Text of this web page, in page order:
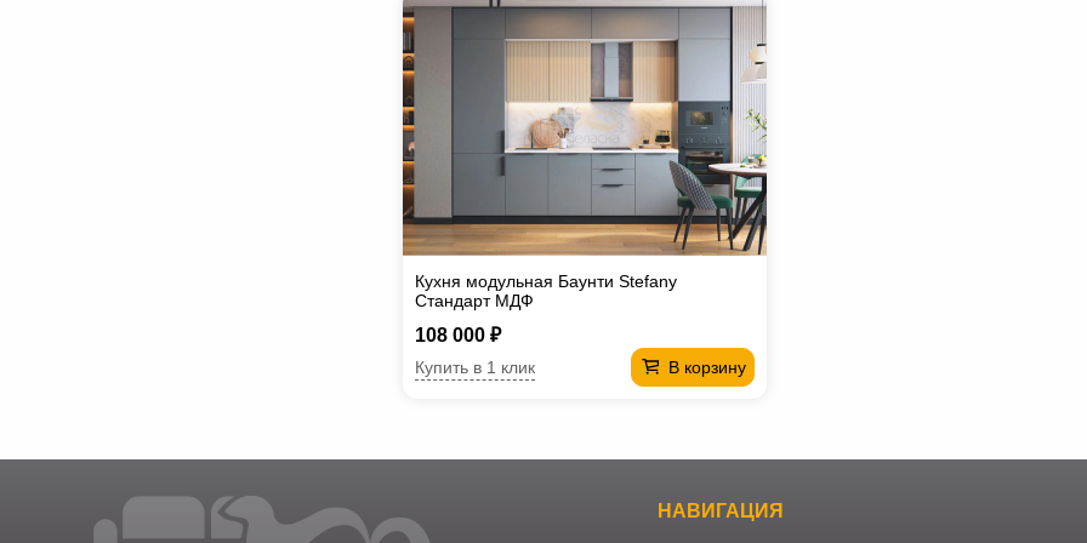
Кухня модульная Баунти Stefany
Стандарт МДФ
108 000 ₽
В корзину
Купить в 1 клик
НАВИГАЦИЯ